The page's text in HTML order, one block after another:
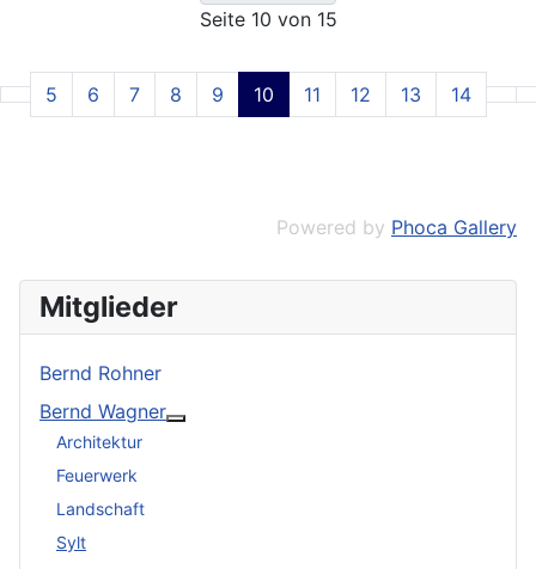
Mitglieder
Bernd Rohner
Bernd Wagner
Architektur
Feuerwerk
Landschaft
Sylt
Seite 10 von 15
5 6 7 8 9 10 11 12 13 14
Powered by Phoca Gallery